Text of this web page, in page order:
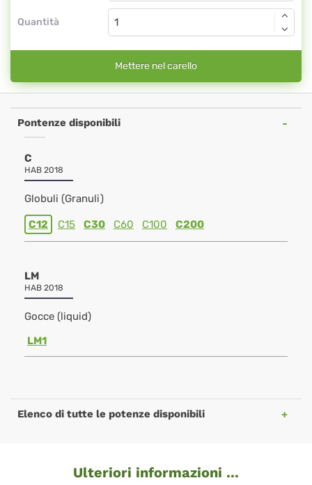
Quantità
Mettere nel carello
Pontenze disponibili
C
HAB 2018
Globuli (Granuli)
C12 C15 C30 C60 C100 C200
LM
HAB 2018
Gocce (liquid)
LM1
Elenco di tutte le potenze disponibili
Ulteriori informazioni ...